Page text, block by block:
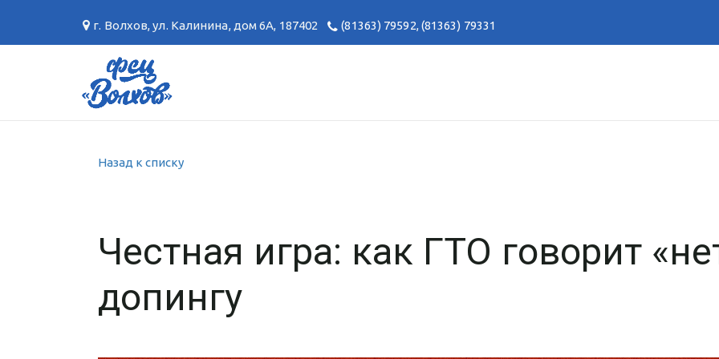
г. Волхов,ул. Калинина, дом 6А, 187402 (81363) 79592,(81363) 79331
Назад к списку
Честная игра: как ГТО говорит
допингу